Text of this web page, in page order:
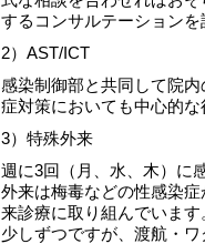
するコンサルテーションを
2）AST/ICT
感染制御部と共同して院
症対策においても中心的な
3）特殊外来
週に3回（月、水、木）に
外来は梅毒などの性感染
来診療に取り組んでいま
少しずつですが、渡航・